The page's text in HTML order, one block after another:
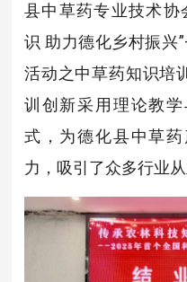
县中草药专业技术协
识 助力德化乡村振兴
活动之中草药知识培
训创新采用理论教
式，为德化县中草
力，吸引了众多行业